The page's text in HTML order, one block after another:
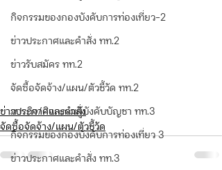
กิจกรรมของกองบังคับการท่องเที่ยว-2
ข่าวประกาศและคำสั่ง ทท.2
ข่าวรับสมัคร ทท.2
จัดซื้อจัดจ้าง/แผน/ตัวชี้วัด ทท.2
ภารกิจ/กิจกรรมผู้บังคับบัญชา ทท.3
กิจกรรมของกองบังคับการท่องเที่ยว 3
ข่าวประกาศและคำสั่ง ทท.3
ข่าวประกาศและคำสั่ง
จัดซื้อจัดจ้าง/แผน/ตัวชี้วัด